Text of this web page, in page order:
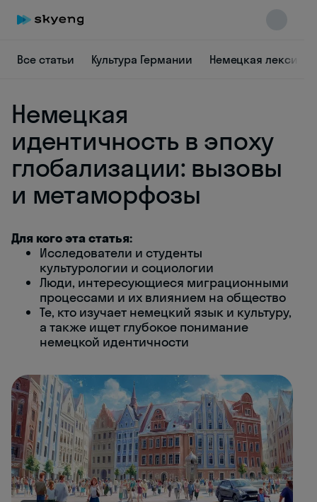
Все статьи Культура Германии Немецкая лексика
Немецкая
идентичность в эпоху
глобализации: вызовы
и метаморфозы
Для кого эта статья:
Исследователи и студенты
культурологии и социологии
Люди, интересующиеся миграционными
процессами и их влиянием на общество
Те, кто изучает немецкий язык и культуру,
а также ищет глубокое понимание
немецкой идентичности
online